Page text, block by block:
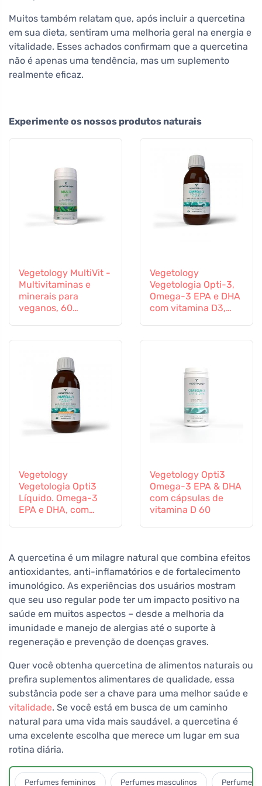
Muitos também relatam que, após incluir a quercetina
em sua dieta, sentiram uma melhoria geral na energia e
vitalidade. Esses achados confirmam que a quercetina
não é apenas uma tendência, mas um suplemento
realmente eficaz.
Experimente os nossos produtos naturais
Vegetology MultiVit -
Multivitaminas e
minerais para
veganos, 60
Vegetology
Vegetologia Opti-3,
Omega-3 EPA e DHA
com vitamina D3,
Vegetology
Vegetologia Opti3
Líquido. Omega-3
EPA e DHA, com
Vegetology Opti3
Omega-3 EPA & DHA
com cápsulas de
vitamina D 60
A quercetina é um milagre natural que combina efeitos
antioxidantes, anti-inflamatórios e de fortalecimento
imunológico. As experiências dos usuários mostram
que seu uso regular pode ter um impacto positivo na
saúde em muitos aspectos – desde a melhoria da
imunidade e manejo de alergias até o suporte à
regeneração e prevenção de doenças graves.
Quer você obtenha quercetina de alimentos naturais ou
prefira suplementos alimentares de qualidade, essa
substância pode ser a chave para uma melhor saúde e
vitalidade. Se você está em busca de um caminho
natural para uma vida mais saudável, a quercetina é
uma excelente escolha que merece um lugar em sua
rotina diária.
Perfumes femininos Perfumes masculinos Perfumes